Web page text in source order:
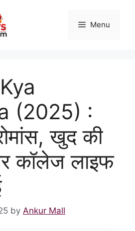
Menu
(2025) :
खुद की
कॉलेज लाइफ
by Ankur Mall